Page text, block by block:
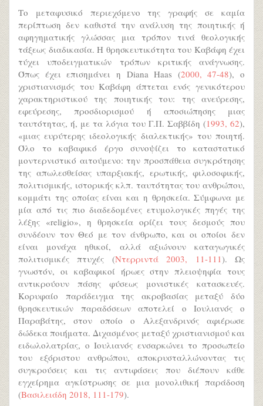
Το μεταφυσικό περιεχόμενο της γραφής σε καμία
περίπτωση δεν καθιστά την ανάλυση της ποιητικής ή
αφηγηματικής γλώσσας μια τρόπον τινά θεολογικής
τάξεως διαδικασία. Η θρησκευτικότητα του Καβάφη έχει
τύχει υποδειγματικών τρόπων κριτικής ανάγνωσης.
Όπως έχει επισημάνει η Diana Haas (2000, 47-48), ο
χριστιανισμός του Καβάφη άπτεται ενός γενικότερου
χαρακτηριστικού της ποιητικής του: της ανεύρεσης,
εφεύρεσης, προσδιορισμού ή αποσιώπησης μιας
ταυτότητας, ή, με τα λόγια του Γ.Π. Σαββίδη (1993, 62),
«μιας ευρύτερης ιδεολογικής διαλεκτικής» του ποιητή.
Όλο το καβαφικό έργο συνοψίζει το καταστατικό
μοντερνιστικό αιτούμενο: την προσπάθεια συγκρότησης
της απωλεσθείσας υπαρξιακής, ερωτικής, φιλοσοφικής,
πολιτισμικής, ιστορικής κλπ. ταυτότητας του ανθρώπου,
κομμάτι της οποίας είναι και η θρησκεία. Σύμφωνα με
μία από τις πιο διαδεδομένες ετυμολογικές πηγές της
λέξης «religio», η θρησκεία ορίζει τους δεσμούς που
συνδέουν τον Θεό με τον άνθρωπο, και οι οποίοι δεν
είναι μονάχα ηθικοί, αλλά αξιώνουν καταγωγικές
πολιτισμικές πτυχές (Ντερριντά 2003, 11-111). Ως
γνωστόν, οι καβαφικοί ήρωες στην πλειοψηφία τους
αντικρούουν πάσης φύσεως μονιστικές κατασκευές.
Κορυφαίο παράδειγμα της ακροβασίας μεταξύ δύο
θρησκευτικών παραδόσεων αποτελεί ο Ιουλιανός ο
Παραβάτης, στον οποίο ο Αλεξανδρινός αφιέρωσε
δώδεκα ποιήματα. Διχασμένος μεταξύ χριστιανισμού και
ειδωλολατρίας, ο Ιουλιανός ενσαρκώνει το προσωπείο
του εξόριστου ανθρώπου, αποκρυσταλλώνοντας τις
συγκρούσεις και τις αντιφάσεις που διέπουν κάθε
εγχείρημα αγκίστρωσης σε μια μονολιθική παράδοση
(Βασιλειάδη 2018, 111-179).